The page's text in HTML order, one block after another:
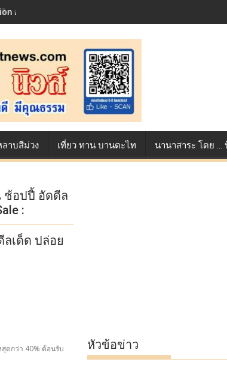
Animation Contest ตอกย้ำศักยภาพแอนิเมชันไทยบนเวที
ตลอดเส้นทางการแข่งขัน True AF 2026 :
าบสีม่วง เที่ยว ทาน บานตะไท นานาสาระ โดย …
ช้อปปี้ อัดดีล
:
เด็ด ปล่อย
ดกว่า 40% ต้อนรับ
หัวข้อข่าว